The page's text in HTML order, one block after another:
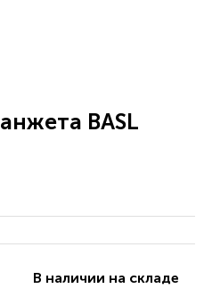
BASL
В наличии на складе